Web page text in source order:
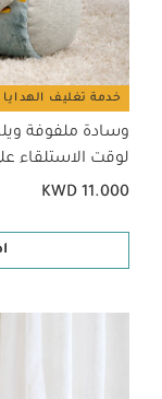
خدمة تغليف الهدايا
وسادة ملفوفة
لوقت الاستلقاء
KWD 11.000